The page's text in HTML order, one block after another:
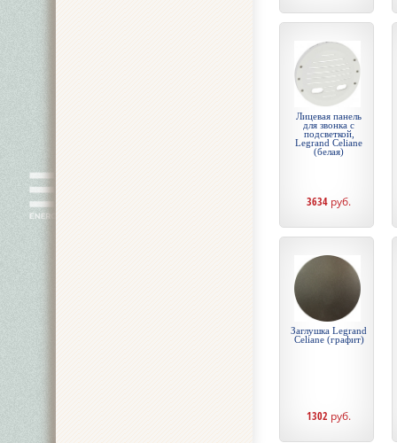
Лицевая панель
для звонка с
подсветкой,
Legrand Celiane
(белая)
3634 руб.
Заглушка Legrand
Celiane (графит)
1302 руб.